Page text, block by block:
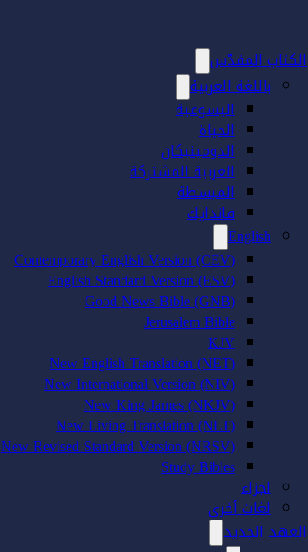
الكتاب المقدّس
باللغة العربية
اليسوعية
الحياة
الدومينيكان
العربية المشتركة
المبسطة
فاندايك
English
Contemporary English Version (CEV)
English Standard Version (ESV)
Good News Bible (GNB)
Jerusalem Bible
KJV
New English Translation (NET)
New International Version (NIV)
New King James (NKJV)
New Living Translation (NLT)
New Revised Standard Version (NRSV)
Study Bibles
اجزاء
لغات أخرى
العهد الجديد